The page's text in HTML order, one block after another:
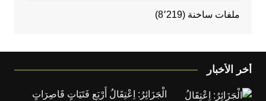
ملفات ساخنة (8٬219)
أخر الأخبار
الْجَزَائِرُ: اِعْتِقَالُ أَرْبَعِ فَتَيَاتٍ قَاصِرَاتٍ